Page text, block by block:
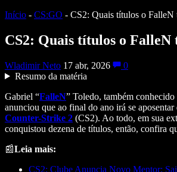
Início - CS:GO - CS2: Quais títulos o FalleN
CS2: Quais títulos o FalleN
Wladimir Neto 17 abr, 2026
0
Resumo da matéria
Gabriel “FalleN” Toledo, também conhecido
anunciou que ao final do ano irá se
Counter-Strike 2 (CS2). Ao todo, em sua
conquistou dezena de títulos, então, confira
📰Leia mais:
CS2: Clube Anuncia Novo Mentor;